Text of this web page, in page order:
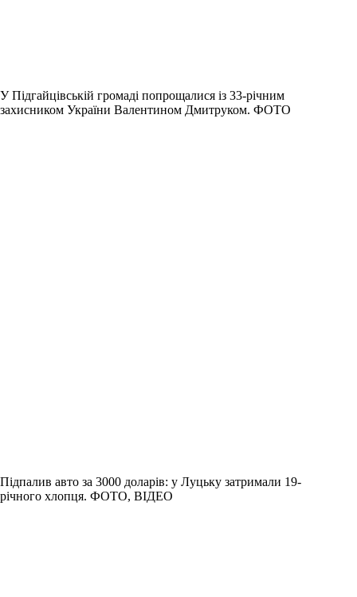
У Підгайцівській громаді попрощалися із 33-річним
захисником України Валентином Дмитруком. ФОТО
Підпалив авто за 3000 доларів: у Луцьку затримали 19-
річного хлопця. ФОТО, ВІДЕО